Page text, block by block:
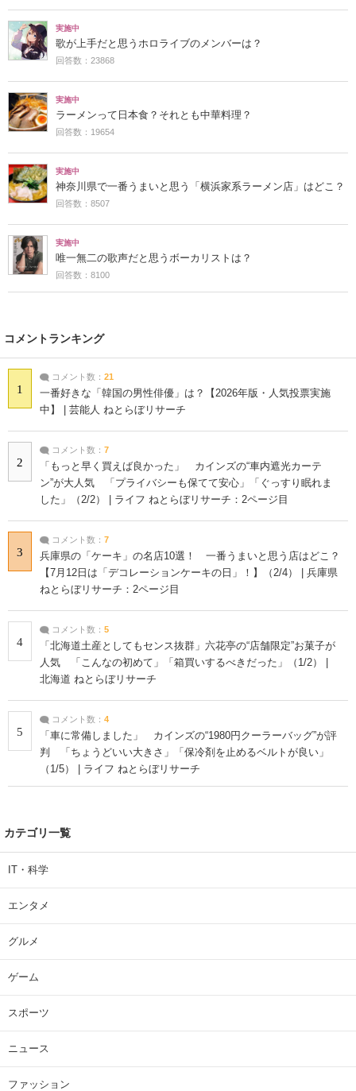
実施中
歌が上手だと思うホロライブのメンバーは？
回答数：23868
実施中
ラーメンって日本食？それとも中華料理？
回答数：19654
実施中
神奈川県で一番うまいと思う「横浜家系ラーメン店」はどこ？
回答数：8507
実施中
唯一無二の歌声だと思うボーカリストは？
回答数：8100
コメントランキング
1
コメント数： 21
一番好きな「韓国の男性俳優」は？【2026年版・人気投票実施
中】 | 芸能人 ねとらぼリサーチ
2
コメント数： 7
「もっと早く買えば良かった」 カインズの“車内遮光カーテ
ン”が大人気 「プライバシーも保てて安心」「ぐっすり眠れま
した」（2/2） | ライフ ねとらぼリサーチ：2ページ目
3
コメント数： 7
兵庫県の「ケーキ」の名店10選！ 一番うまいと思う店はどこ？
【7月12日は「デコレーションケーキの日」！】（2/4） | 兵庫県
ねとらぼリサーチ：2ページ目
4
コメント数： 5
「北海道土産としてもセンス抜群」六花亭の“店舗限定”お菓子が
人気 「こんなの初めて」「箱買いするべきだった」（1/2） |
北海道 ねとらぼリサーチ
5
コメント数： 4
「車に常備しました」 カインズの“1980円クーラーバッグ”が評
判 「ちょうどいい大きさ」「保冷剤を止めるベルトが良い」
（1/5） | ライフ ねとらぼリサーチ
カテゴリ一覧
IT・科学
エンタメ
グルメ
ゲーム
スポーツ
ニュース
ファッション